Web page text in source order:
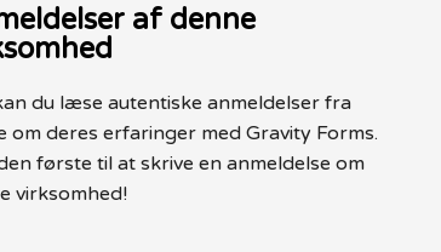
af denne
du læse autentiske anmeldelser fra
om deres erfaringer med Gravity Forms.
første til at skrive en anmeldelse om
virksomhed!